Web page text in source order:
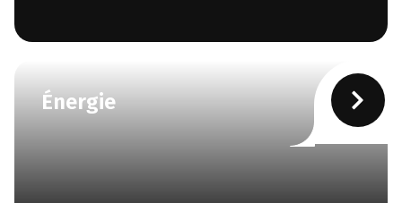
Énergie